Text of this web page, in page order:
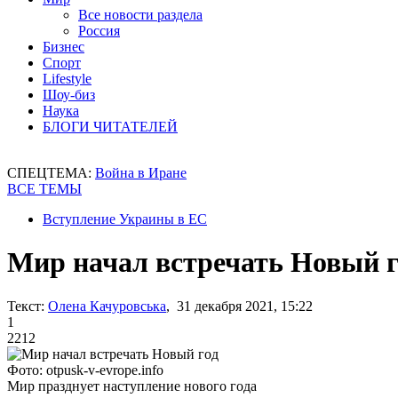
Все новости раздела
Россия
Бизнес
Спорт
Lifestyle
Шоу-биз
Наука
БЛОГИ ЧИТАТЕЛЕЙ
СПЕЦТЕМА: Война в Иране
ВСЕ ТЕМЫ
Вступление Украины в ЕС
Мир начал встречать Новый
Текст: Олена Качуровська, 31 декабря 2021, 15:22
1
2212
Фото: otpusk-v-evrope.info
Мир празднует наступление нового года